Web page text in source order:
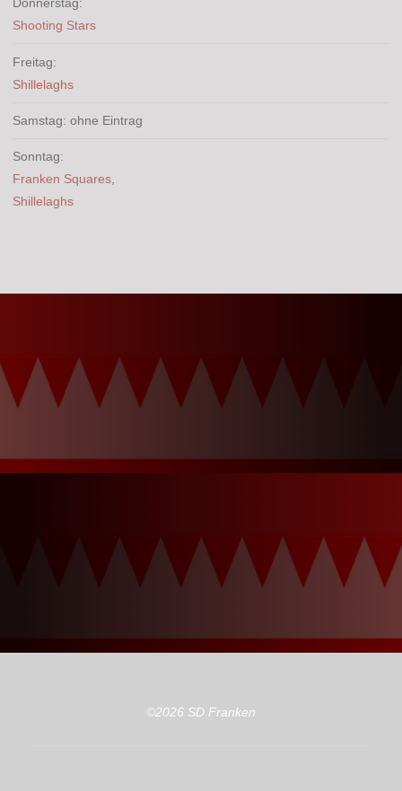
Donnerstag:
Shooting Stars
Freitag:
Shillelaghs
Samstag: ohne Eintrag
Sonntag:
Franken Squares,
Shillelaghs
©2026 SD Franken